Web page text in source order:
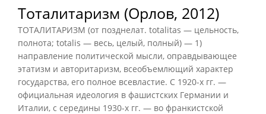
Тоталитаризм (Орлов, 2012)
ТОТАЛИТАРИЗМ (от позднелат. totalitas — цельность,
полнота; totalis — весь, целый, полный) — 1)
направление политической мысли, оправдывающее
этатизм и авторитаризм, всеобъемлющий характер
государства, его полное всевластие. С 1920-х гг. —
официальная идеология в фашистских Германии и
Италии, с середины 1930-х гг. — во франкистской